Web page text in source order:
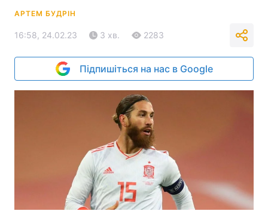
АРТЕМ БУДРІН
16:58, 24.02.23 3 хв. 2283
Підпишіться на нас в Google